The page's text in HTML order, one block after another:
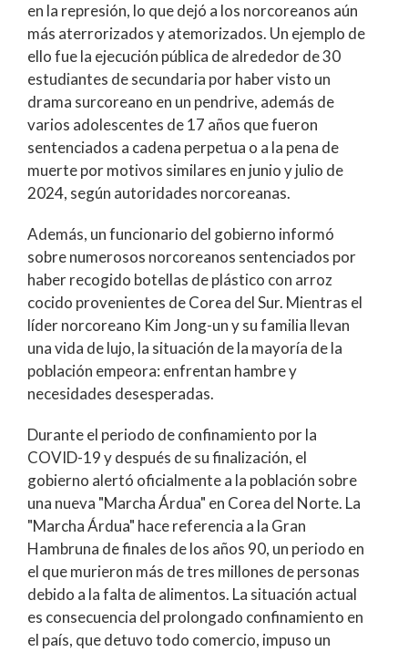
en la represión, lo que dejó a los norcoreanos aún
más aterrorizados y atemorizados. Un ejemplo de
ello fue la ejecución pública de alrededor de 30
estudiantes de secundaria por haber visto un
drama surcoreano en un pendrive, además de
varios adolescentes de 17 años que fueron
sentenciados a cadena perpetua o a la pena de
muerte por motivos similares en junio y julio de
2024, según autoridades norcoreanas.
Además, un funcionario del gobierno informó
sobre numerosos norcoreanos sentenciados por
haber recogido botellas de plástico con arroz
cocido provenientes de Corea del Sur. Mientras el
líder norcoreano Kim Jong-un y su familia llevan
una vida de lujo, la situación de la mayoría de la
población empeora: enfrentan hambre y
necesidades desesperadas.
Durante el periodo de confinamiento por la
COVID-19 y después de su finalización, el
gobierno alertó oficialmente a la población sobre
una nueva "Marcha Árdua" en Corea del Norte. La
"Marcha Árdua" hace referencia a la Gran
Hambruna de finales de los años 90, un periodo en
el que murieron más de tres millones de personas
debido a la falta de alimentos. La situación actual
es consecuencia del prolongado confinamiento en
el país, que detuvo todo comercio, impuso un